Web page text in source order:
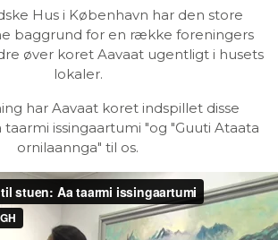
Hus i København har den store
baggrund for en række foreningers
øver koret Aavaat ugentligt i husets
lokaler.
har Aavaat koret indspillet disse
taarmi issingaartumi "og "Guuti Ataata
ornilaannga" til os.